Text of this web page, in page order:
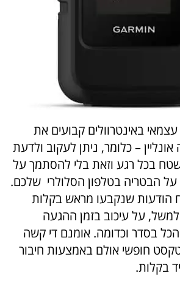
באינטרוולים קבועים את
– כלומר, ניתן לעקוב ולדעת
בכל רגע וזאת בלי להסתמך על
על הבטריה בטלפון הסלולרי שלכם.
הודעות שנקבעו מראש בקלות
על עיכוב בזמן ההגעה
בסדר וכדומה. אומנם די קשה
חופשי אולם באמצעות חיבור
בקלות.